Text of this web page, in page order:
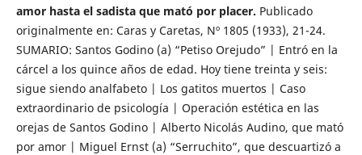
amor hasta el sadista que mató por placer. Publicado
originalmente en: Caras y Caretas, Nº 1805 (1933), 21-24.
SUMARIO: Santos Godino (a) “Petiso Orejudo” | Entró en la
cárcel a los quince años de edad. Hoy tiene treinta y seis:
sigue siendo analfabeto | Los gatitos muertos | Caso
extraordinario de psicología | Operación estética en las
orejas de Santos Godino | Alberto Nicolás Audino, que mató
por amor | Miguel Ernst (a) “Serruchito”, que descuartizó a